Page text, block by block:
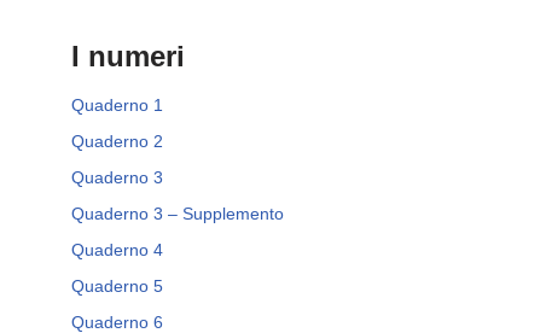
I numeri
Quaderno 1
Quaderno 2
Quaderno 3
Quaderno 3 – Supplemento
Quaderno 4
Quaderno 5
Quaderno 6